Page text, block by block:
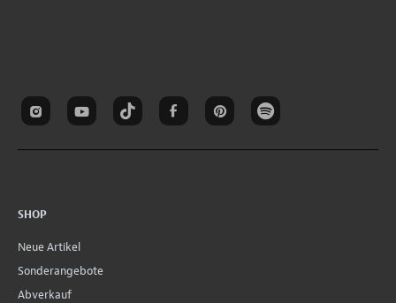
SHOP
Neue Artikel
Sonderangebote
Abverkauf